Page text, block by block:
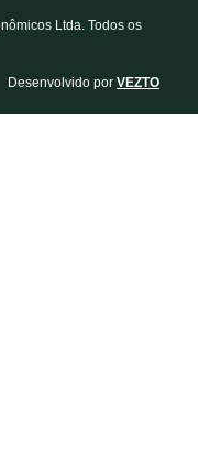
Ltda. Todos os
Desenvolvido por VEZTO